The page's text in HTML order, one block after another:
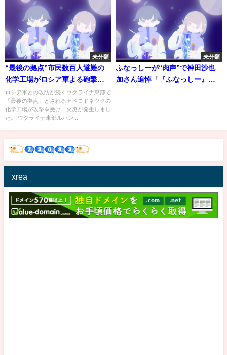
り・・・
未分類
“最後の拠点”市民数百人避難の
化学工場がロシア軍よる砲撃で
火災 南部ではロシアのパスポ
ート交付も… ウクライナ情勢
｜TBS NEWS DIG
ロシア軍との攻防が続くウクライナ東部で
「最後の拠点」とされるセベロドネツクの
化学工場が攻撃を受け、火災が発生しまし
た。 ウクライナ東部ルハン...
未分類
ふなっしーが“肉声”で神田沙也
加さん追悼「『ふなっしー』と
xrea